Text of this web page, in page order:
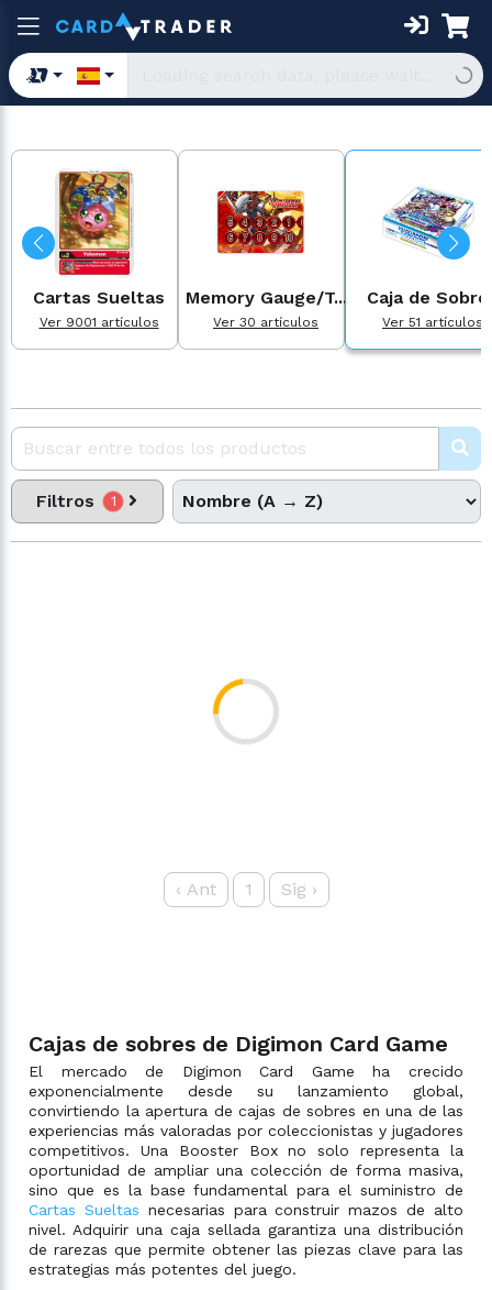
Cartas Sueltas
Ver 9001 artículos
Memory Gauge/T...
Ver 30 artículos
Caja de
Ver 51 artículos
Filtros 1
‹ Ant 1 Sig ›
Cajas de sobres de Digimon Card Game
El mercado de Digimon Card Game ha crecido
exponencialmente desde su lanzamiento global,
convirtiendo la apertura de cajas de sobres en una de las
experiencias más valoradas por coleccionistas y jugadores
competitivos. Una Booster Box no solo representa la
oportunidad de ampliar una colección de forma masiva,
sino que es la base fundamental para el suministro de
Cartas Sueltas necesarias para construir mazos de alto
nivel. Adquirir una caja sellada garantiza una distribución
de rarezas que permite obtener las piezas clave para las
estrategias más potentes del juego.